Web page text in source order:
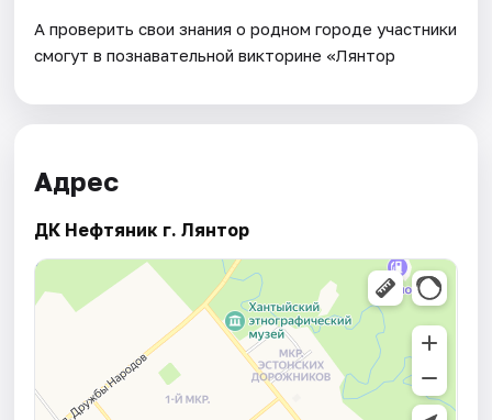
А проверить свои знания о родном городе участники
смогут в познавательной викторине «Лянтор
Адрес
ДК Нефтяник г. Лянтор